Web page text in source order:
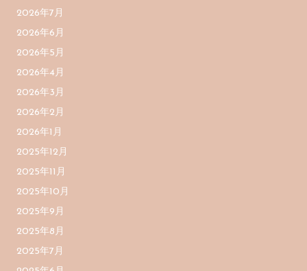
2026年7月
2026年6月
2026年5月
2026年4月
2026年3月
2026年2月
2026年1月
2025年12月
2025年11月
2025年10月
2025年9月
2025年8月
2025年7月